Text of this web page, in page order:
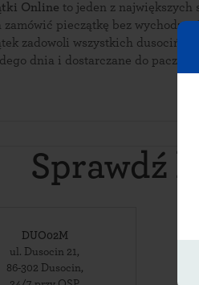
Online to jeden z największych
pieczątkę bez wychodzenia z domu.
zadowoli wszystkich dusocińskich klientów.
dnia i dostarczane do
Sprawdź
DUO02M
ul. Dusocin 21,
86-302 Dusocin,